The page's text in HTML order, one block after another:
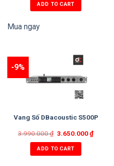
ADD TO CART
Mua ngay
-9%
Vang Số DBacoustic S500P
3.990.000₫ 3.650.000₫
ADD TO CART